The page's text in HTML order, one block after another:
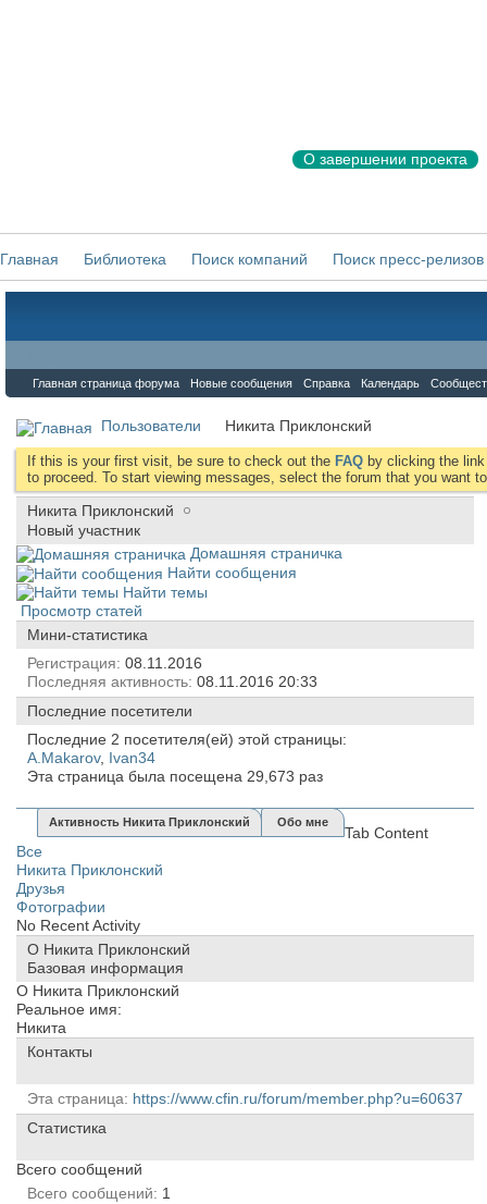
О завершении проекта
Главная Библиотека Поиск компаний Поиск пресс-релизов
Главная страница форума Новые сообщения Справка Календарь
Пользователи Никита Приклонский
If this is your first visit, be sure to check out the FAQ by clicking the
to proceed. To start viewing messages, select the forum that you want
Никита Приклонский
Новый участник
Домашняя страничка
Найти сообщения
Найти темы
Просмотр статей
Мини-статистика
Регистрация 08.11.2016
Последняя активность 08.11.2016 20:33
Последние посетители
Последние 2 посетителя(ей) этой страницы:
A.Makarov, Ivan34
Эта страница была посещена 29,673 раз
Активность Никита Приклонский Обо мне
Tab Content
Все
Никита Приклонский
Друзья
Фотографии
No Recent Activity
О Никита Приклонский
Базовая информация
О Никита Приклонский
Реальное имя:
Никита
Контакты
Эта страница https://www.cfin.ru/forum/member.php?u=60637
Статистика
Всего сообщений
Всего сообщений
1